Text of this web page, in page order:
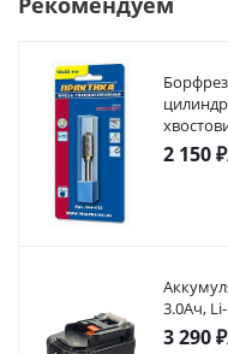
2 150₽
3 290₽